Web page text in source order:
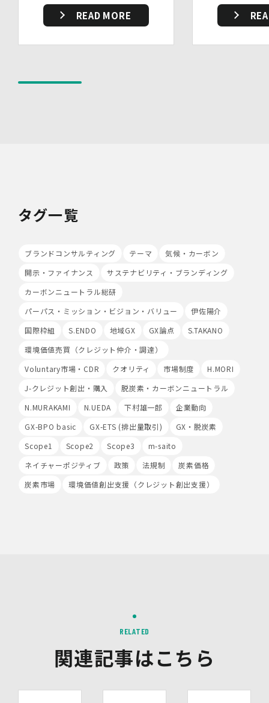
(3)物理的安全管理措置
・個人データを取扱う区域において、従業員の入退室管理
及び持ち込む機器等の制限を行うとともに、権限を有しな
・事務所内外の移動を含め、個人情報を取り扱う機器、電
7.本人が容易に認識できない方法による個人情報の取り扱
い
ス回数、ご利用ブラウザ及びOSその他利用端末等の情報
の収集を行うことがあります。また、広告の効果測定のた
め、第三者の運営するツールから当社サイトを訪れる前に
クリックされている広告の情報(クリック日や広告掲載サ
場合があります。
Cookieの使用は任意ですが、受け入れを拒否した場合
このほか当社では、広告・マーケティング活動のため、第
ます。
当社は、サービス向上のためにGoogle LLC（以下
「Google社」といいます。）の提供するGoogle
Analyticsを利用しますと、Google社又は当社の設定す
イト訪問履歴を収集、記録、分析します。当社は、
Google社からその分析結果を受け取り、利用者様の利用
社の広告が掲載されています。
第三者配信事業者は、Cookie等の識別情報を使用して、
告を配信します。また、当社が保有する個人情報と第三者
配信事業者が保有する個人情報について、本人が特定され
て照合を行い、その結果に基づいて広告を配信することが
READ MORE
タグ一覧
ブランドコンサルティング テーマ
気候・カーボン
開示・ファイナンス
サステナビリティ・ブランディング
カーボンニュートラル総研
パーパス・ミッション・ビジョン・バリュー
伊佐陽介
国際枠組
S.ENDO 地域GX GX論点
S.TAKANO
環境価値売買（クレジット仲介・調達）
Voluntary市場・CDR
クオリティ 市場制度
H.MORI
J-クレジット創出・購入
脱炭素・カーボンニュートラル
N.MURAKAMI
N.UEDA 下村雄一郎
企業動向
GX-BPO basic
GX-ETS (排出量取引)
GX・脱炭素
Scope1
Scope2 Scope3
m-saito
ネイチャーポジティブ
政策 法規制
炭素価格
炭素市場
環境価値創出支援（クレジット創出支援）
RELATED
関連記事はこちら